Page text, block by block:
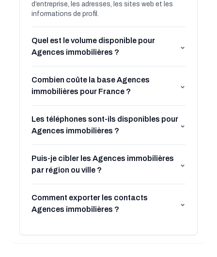
d’entreprise, les adresses, les sites web et les
informations de profil.
Quel est le volume disponible pour
Agences immobilières ?
⌄
Combien coûte la base Agences
immobilières pour France ?
⌄
Les téléphones sont-ils disponibles pour
Agences immobilières ?
⌄
Puis-je cibler les Agences immobilières
par région ou ville ?
⌄
Comment exporter les contacts
Agences immobilières ?
⌄